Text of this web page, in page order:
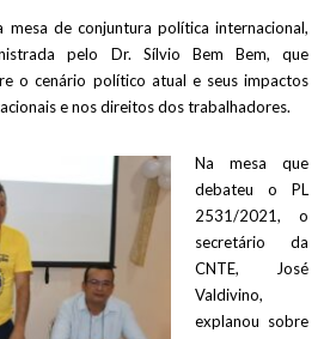
de conjuntura política internacional,
pelo Dr. Sílvio Bem Bem, que
o cenário político atual e seus impactos
e nos direitos dos trabalhadores.
Na mesa que
debateu o PL
2531/2021, o
secretário da
CNTE, José
Valdivino,
explanou sobre